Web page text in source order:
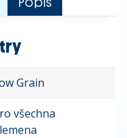
Grain
všechna